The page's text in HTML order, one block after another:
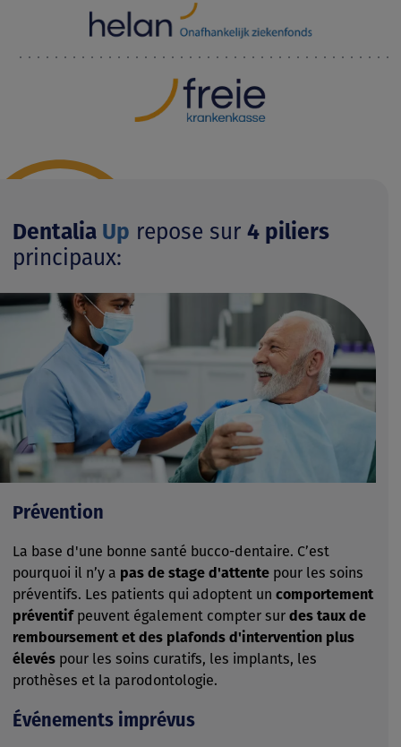
Dentalia Up repose sur 4 piliers
principaux:
Prévention
La base d'une bonne santé bucco-dentaire. C’est
pourquoi il n’y a pas de stage d'attente pour les soins
préventifs. Les patients qui adoptent un comportement
préventifpeuvent également compter sur des taux de
remboursement et des plafonds d'intervention plus
élevés pour les soins curatifs, les implants, les
prothèses et la parodontologie.
Événements imprévus